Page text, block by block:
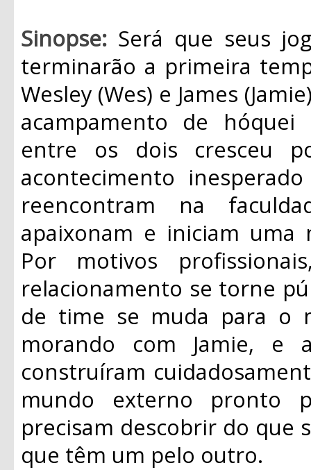
Sinopse: Será que seus
terminarão a primeira
Wesley (Wes) e James
acampamento de hóquei
entre os dois cresceu
acontecimento
reencontram na
apaixonam e iniciam uma
Por motivos
relacionamento se torne
de time se muda para o
morando com Jamie, e
construíram
mundo externo pronto
precisam descobrir do que
que têm um pelo outro.